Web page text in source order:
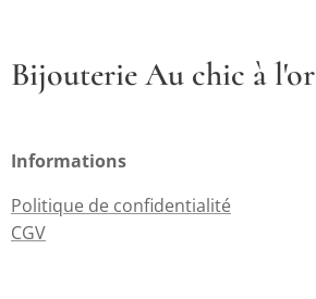
Bijouterie Au chic à l'or
Informations
Politique de confidentialité
CGV